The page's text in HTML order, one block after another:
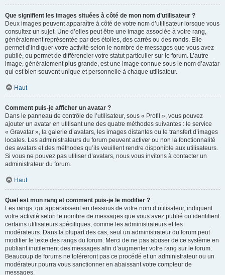
Que signifient les images situées à côté de mon nom d’utilisateur ?
Deux images peuvent apparaître à côté de votre nom d’utilisateur lorsque vous
consultez un sujet. Une d’elles peut être une image associée à votre rang,
généralement représentée par des étoiles, des carrés ou des ronds. Elle
permet d’indiquer votre activité selon le nombre de messages que vous avez
publié, ou permet de différencier votre statut particulier sur le forum. L’autre
image, généralement plus grande, est une image connue sous le nom d’avatar
qui est bien souvent unique et personnelle à chaque utilisateur.
Haut
Comment puis-je afficher un avatar ?
Dans le panneau de contrôle de l’utilisateur, sous « Profil », vous pouvez
ajouter un avatar en utilisant une des quatre méthodes suivantes : le service
« Gravatar », la galerie d’avatars, les images distantes ou le transfert d’images
locales. Les administrateurs du forum peuvent activer ou non la fonctionnalité
des avatars et des méthodes qu’ils veuillent rendre disponible aux utilisateurs.
Si vous ne pouvez pas utiliser d’avatars, nous vous invitons à contacter un
administrateur du forum.
Haut
Quel est mon rang et comment puis-je le modifier ?
Les rangs, qui apparaissent en dessous de votre nom d’utilisateur, indiquent
votre activité selon le nombre de messages que vous avez publié ou identifient
certains utilisateurs spécifiques, comme les administrateurs et les
modérateurs. Dans la plupart des cas, seul un administrateur du forum peut
modifier le texte des rangs du forum. Merci de ne pas abuser de ce système en
publiant inutilement des messages afin d’augmenter votre rang sur le forum.
Beaucoup de forums ne toléreront pas ce procédé et un administrateur ou un
modérateur pourra vous sanctionner en abaissant votre compteur de
messages.